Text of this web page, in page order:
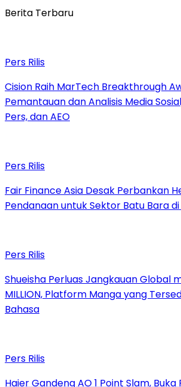
Berita Terbaru
Pers Rilis
Cision Raih MarTech Breakthrough
Pemantauan dan Analisis Media
Pers, dan AEO
Pers Rilis
Fair Finance Asia Desak Perbankan
Pendanaan untuk Sektor Batu Bara di
Pers Rilis
Shueisha Perluas Jangkauan Global
MILLION, Platform Manga yang
Bahasa
Pers Rilis
Haier Gandeng AO 1 Point Slam,